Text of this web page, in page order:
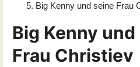
Big Kenny und seine Frau
Big Kenny
Frau Christiev